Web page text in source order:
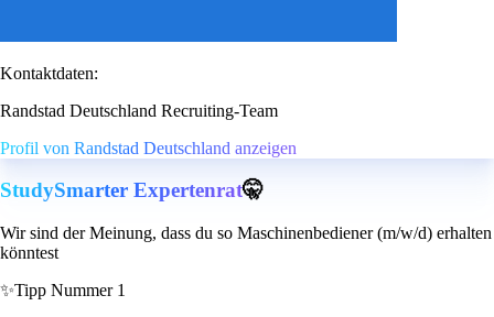
Kontaktdaten:
Randstad Deutschland Recruiting-Team
Profil von Randstad Deutschland anzeigen
StudySmarter Expertenrat🤫
Wir sind der Meinung, dass du so Maschinenbediener (m/w/d) erhalten
könntest
✨Tipp Nummer 1